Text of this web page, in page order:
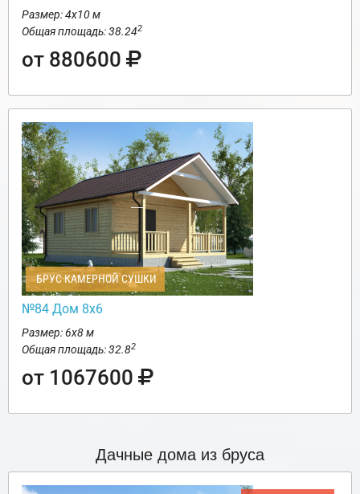
Размер: 4х10 м
Общая площадь: 38.242
от 880600
БРУС КАМЕРНОЙ СУШКИ
№84 Дом 8х6
Размер: 6х8 м
Общая площадь: 32.82
от 1067600
Дачные дома из бруса